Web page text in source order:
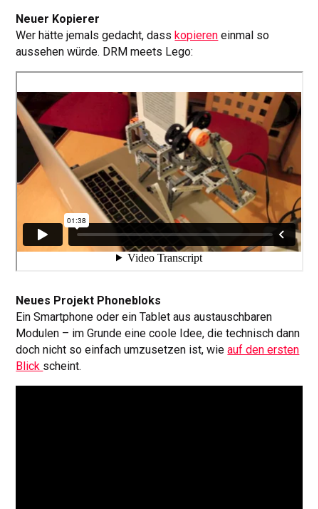
Neuer Kopierer
Wer hätte jemals gedacht, dass kopieren einmal so
aussehen würde. DRM meets Lego:
Neues Projekt Phonebloks
Ein Smartphone oder ein Tablet aus austauschbaren
Modulen – im Grunde eine coole Idee, die technisch dann
doch nicht so einfach umzusetzen ist, wieauf den ersten
Blick scheint.